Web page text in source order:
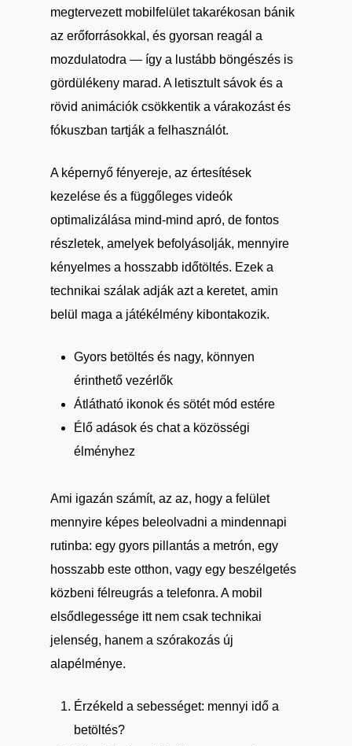
megtervezett mobilfelület takarékosan bánik
az erőforrásokkal, és gyorsan reagál a
mozdulatodra — így a lustább böngészés is
gördülékeny marad. A letisztult sávok és a
rövid animációk csökkentik a várakozást és
fókuszban tartják a felhasználót.
A képernyő fényereje, az értesítések
kezelése és a függőleges videók
optimalizálása mind-mind apró, de fontos
részletek, amelyek befolyásolják, mennyire
kényelmes a hosszabb időtöltés. Ezek a
technikai szálak adják azt a keretet, amin
belül maga a játékélmény kibontakozik.
Gyors betöltés és nagy, könnyen
érinthető vezérlők
Átlátható ikonok és sötét mód estére
Élő adások és chat a közösségi
élményhez
Ami igazán számít, az az, hogy a felület
mennyire képes beleolvadni a mindennapi
rutinba: egy gyors pillantás a metrón, egy
hosszabb este otthon, vagy egy beszélgetés
közbeni félreugrás a telefonra. A mobil
elsődlegessége itt nem csak technikai
jelenség, hanem a szórakozás új
alapélménye.
Érzékeld a sebességet: mennyi idő a
betöltés?